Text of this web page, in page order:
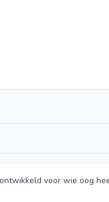
voor wie oog